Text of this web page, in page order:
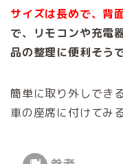
サイズは長めで、背
で、リモコンや充電
品の整理に便利そう
簡単に取り外しでき
車の座席に付けてみ